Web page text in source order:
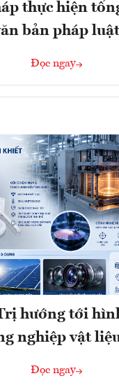
thực hiện
bản pháp luật
Đọc ngay
hướng tới
nghiệp vật
Đọc ngay